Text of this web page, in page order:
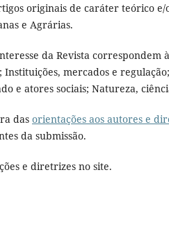
originais de caráter teórico
e Agrárias.
da Revista correspondem
mercados e
e atores sociais; Natureza,
das orientações aos autores e
da submissão.
e diretrizes no site.